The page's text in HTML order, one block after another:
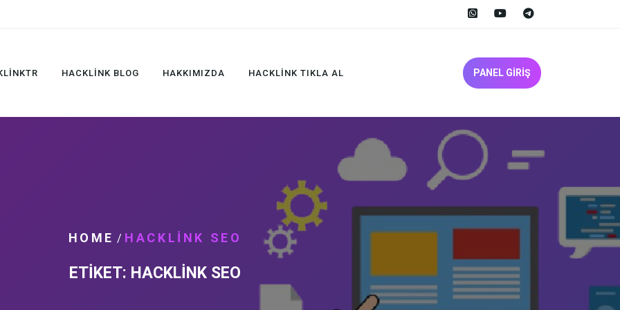
HACKLINK BLOG HAKKIMIZDA HACKLINK TIKLA AL PANEL GİRİŞ
HOME / HACKLINK SEO
ETIKET: HACKLINK SEO